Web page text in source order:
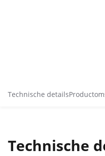
Technische details
Technische